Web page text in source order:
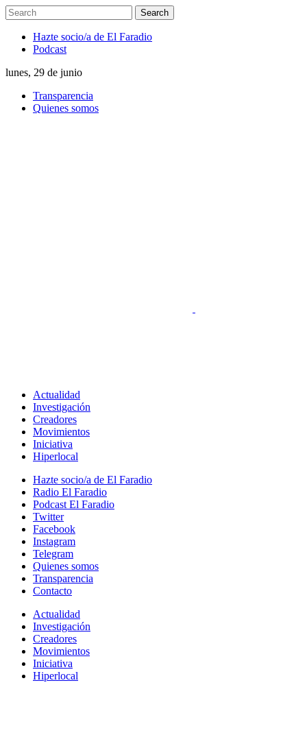
Hazte socio/a de El Faradio
Podcast
lunes, 29 de junio
Transparencia
Quienes somos
Actualidad
Investigación
Creadores
Movimientos
Iniciativa
Hiperlocal
Hazte socio/a de El Faradio
Radio El Faradio
Podcast El Faradio
Twitter
Facebook
Instagram
Telegram
Quienes somos
Transparencia
Contacto
Actualidad
Investigación
Creadores
Movimientos
Iniciativa
Hiperlocal